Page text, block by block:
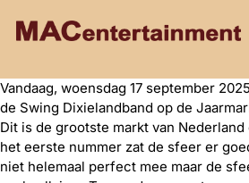
Vandaag, woensdag 17 september
de Swing Dixielandband op de
Dit is de grootste markt van
het eerste nummer zat de sfeer er
niet helemaal perfect mee maar de